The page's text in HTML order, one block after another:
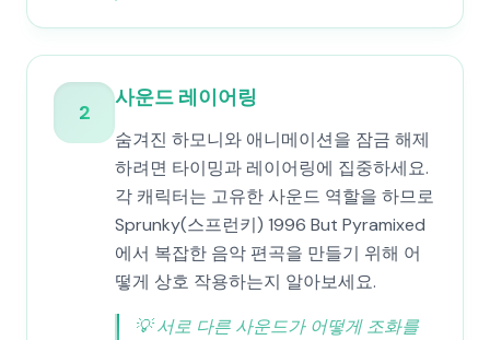
2
사운드 레이어링
숨겨진 하모니와 애니메이션을 잠금 해제
하려면 타이밍과 레이어링에 집중하세요.
각 캐릭터는 고유한 사운드 역할을 하므로
Sprunky(스프런키) 1996 But Pyramixed
에서 복잡한 음악 편곡을 만들기 위해 어
떻게 상호 작용하는지 알아보세요.
💡서로 다른 사운드가 어떻게 조화를